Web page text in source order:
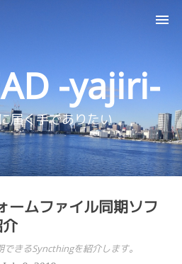
-yajiri-
届く手でありたい
ームファイル同期ソフ
介
きるSyncthingを紹介します。